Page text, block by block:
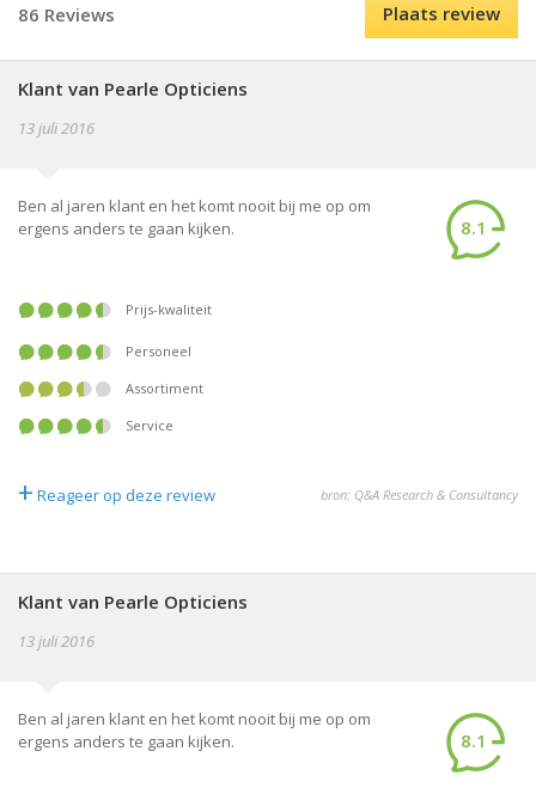
86 Reviews Plaats review
Klant van Pearle Opticiens
13 juli 2016
Ben al jaren klant en het komt nooit bij me op om
ergens anders te gaan kijken.
8.1
Prijs-kwaliteit
Personeel
Assortiment
Service
+ Reageer op deze review bron: Q&A Research & Consultancy
Klant van Pearle Opticiens
13 juli 2016
Ben al jaren klant en het komt nooit bij me op om
ergens anders te gaan kijken.
8.1